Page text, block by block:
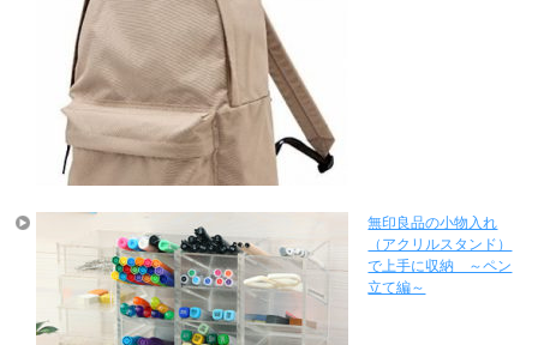
無印良品の小物入れ
（アクリルスタンド）
で上手に収納 ～ペン
立て編～